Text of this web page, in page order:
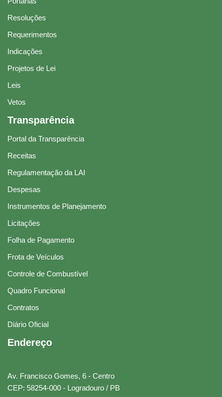
Resoluções
Requerimentos
Indicações
Projetos de Lei
Leis
Vetos
Transparência
Portal da Transparência
Receitas
Regulamentação da LAI
Despesas
Instrumentos de Planejamento
Licitações
Folha de Pagamento
Frota de Veículos
Controle de Combustível
Quadro Funcional
Contratos
Diário Oficial
Endereço
Av. Francisco Gomes, 6 - Centro
CEP: 58254-000 - Logradouro / PB